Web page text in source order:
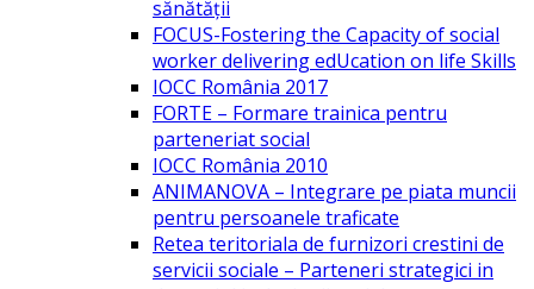
sănătății
FOCUS-Fostering the Capacity of social
worker delivering edUcation on life Skills
IOCC România 2017
FORTE – Formare trainica pentru
parteneriat social
IOCC România 2010
ANIMANOVA – Integrare pe piata muncii
pentru persoanele traficate
Retea teritoriala de furnizori crestini de
servicii sociale – Parteneri strategici in